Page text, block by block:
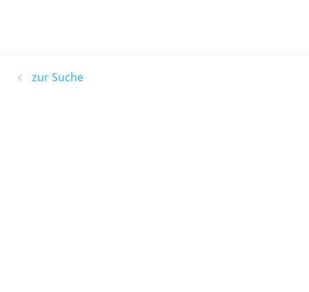
zur Suche